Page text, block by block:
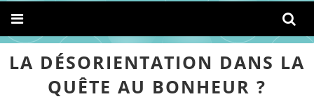
LA DÉSORIENTATION DANS LA
QUÊTE AU BONHEUR ?